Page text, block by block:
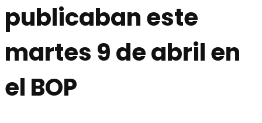
publicaban este
martes 9 de abril en
el BOP